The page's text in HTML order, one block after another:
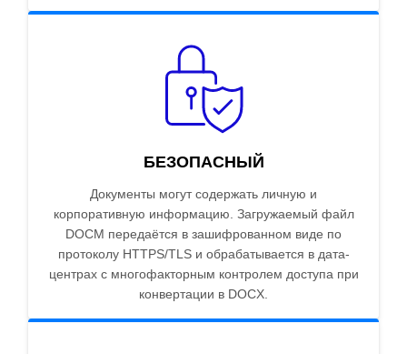
БЕЗОПАСНЫЙ
Документы могут содержать личную и
корпоративную информацию. Загружаемый файл
DOCM передаётся в зашифрованном виде по
протоколу HTTPS/TLS и обрабатывается в дата-
центрах с многофакторным контролем доступа при
конвертации в DOCX.